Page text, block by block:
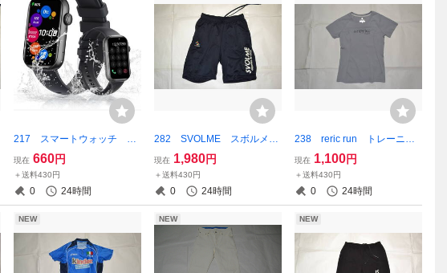
217 スマートウォッチ 1.4
7インチ画面 iphone・アン
ドロイド対応
現在 660円
＋送料430円
0 24時間
282 SVOLME スボルメ
ジャージ ハーフパンツ ネ
イビー Lサイズ
現在 1,980円
＋送料430円
0 24時間
238 reric run トレーニン
グシャツ レディースMサイ
ズ グレー
現在 1,100円
＋送料430円
0 24時間
NEW NEW NEW